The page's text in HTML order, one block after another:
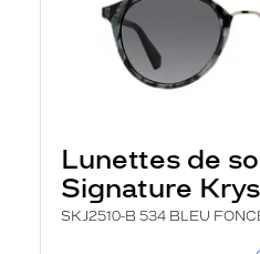
Lunettes de
Signature Krys
SKJ2510-B 534 BLEU